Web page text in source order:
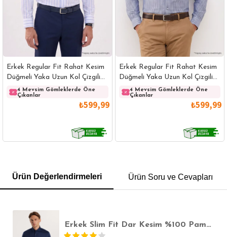
Erkek Regular Fit Rahat Kesim
Düğmeli Yaka Uzun Kol Çizgili
Pamuklu Beyaz Gömlek
4 Mevsim Gömleklerde Öne
Çıkanlar
₺599,99
Erkek Regular Fit Rahat Kesim
Düğmeli Yaka Uzun Kol Çizgili
Pamuklu Lacivert Gömlek
4 Mevsim Gömleklerde Öne
Çıkanlar
₺599,99
POLO YAKA T-SHIRT KEMER BOXER
Ürün Değerlendirmeleri Ürün Soru ve Cevapları
Erkek Slim Fit Dar Kesim %100 Pamuk Koton Saten Premium Seri Lacivert Gömlek